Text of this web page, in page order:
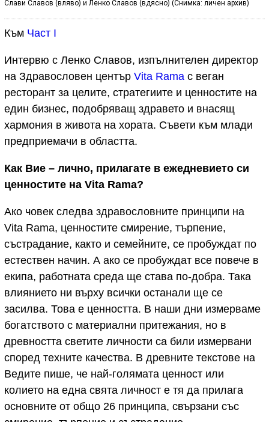
Слави Славов (вляво) и Ленко Славов (вдясно) (Снимка: личен архив)
Към Част I
Интервю с Ленко Славов, изпълнителен директор
на Здравословен център Vita Rama с веган
ресторант за целите, стратегиите и ценностите на
един бизнес, подобряващ здравето и внасящ
хармония в живота на хората. Съвети към млади
предприемачи в областта.
Как Вие – лично, прилагате в ежедневието си
ценностите на Vita Rama?
Ако човек следва здравословните принципи на
Vita Rama, ценностите смирение, търпение,
състрадание, както и семейните, се пробуждат по
естествен начин. А ако се пробуждат все повече в
екипа, работната среда ще става по-добра. Така
влиянието ни върху всички останали ще се
засилва. Това е ценността. В наши дни измерваме
богатството с материални притежания, но в
древността светите личности са били измервани
според техните качества. В древните текстове на
Ведите пише, че най-голямата ценност или
колието на една свята личност е тя да прилага
основните от общо 26 принципа, свързани със